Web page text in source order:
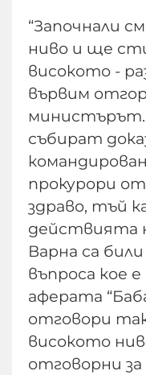
“Започнали
ниво и ще
високото -
вървим
събират
прокурори
здраво, тъй
действията
Варна са били
въпроса кое
аферата
отговори
високото
отговорни